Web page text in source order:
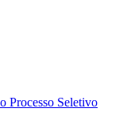
Processo Seletivo